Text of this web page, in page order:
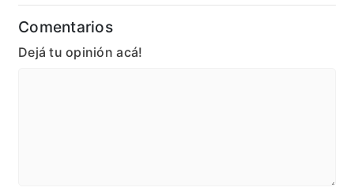
Comentarios
Dejá tu opinión acá!